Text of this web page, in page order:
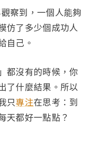
察到，一個人能夠
仿了多少個成功人
自己。
都沒有的時候，你
了什麼結果。所以
只專注在思考：到
天都好一點點？